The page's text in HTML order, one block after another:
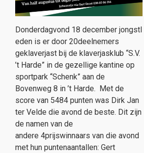
Donderdagvond 18 december jongstl
eden is er door 20deelnemers
geklaverjast bij de klaverjasklub “S.V.
’t Harde” in de gezellige kantine op
sportpark “Schenk” aan de
Bovenweg 8 in ’t Harde. ​Met de
score van 5484 punten was Dirk Jan
ter Velde die avond de beste. Dit zijn
de namen van de
andere 4prijswinnaars van die avond
met hun puntenaantallen: Gert